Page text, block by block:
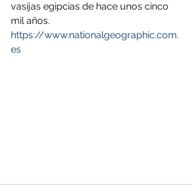
vasijas egipcias de hace unos cinco
mil años.
https://www.nationalgeographic.com.
es